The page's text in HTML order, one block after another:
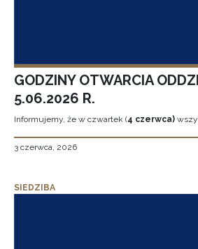
GODZINY OTWARCIA
5.06.2026 R.
Informujemy, że w czwartek (4 czerwca)
3 czerwca, 2026
SIEDZIBA